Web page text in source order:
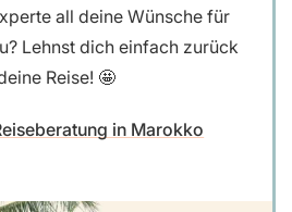
all deine Wünsche für
Lehnst dich einfach zurück
Reise! 🤩
in Marokko